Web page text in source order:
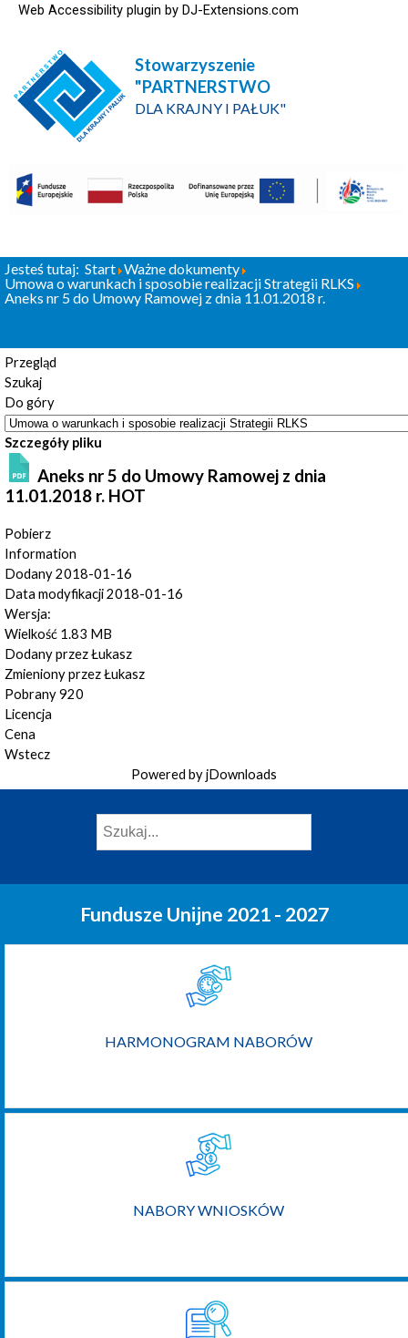
Web Accessibility plugin by DJ-Extensions.com
Stowarzyszenie
"PARTNERSTWO
DLA KRAJNY I PAŁUK"
Jesteś tutaj: Start Ważne dokumenty
Umowa o warunkach i sposobie realizacji Strategii RLKS
Aneks nr 5 do Umowy Ramowej z dnia 11.01.2018 r.
Przegląd
Szukaj
Do góry
Szczegóły pliku
Aneks nr 5 do Umowy Ramowej z dnia
11.01.2018 r. HOT
Pobierz
Information
Dodany2018-01-16
Data modyfikacji2018-01-16
Wersja:
Wielkość 1.83 MB
Dodany przezŁukasz
Zmieniony przezŁukasz
Pobrany920
Licencja
Cena
Wstecz
Powered by jDownloads
Fundusze Unijne 2021 - 2027
HARMONOGRAM NABORÓW
NABORY WNIOSKÓW